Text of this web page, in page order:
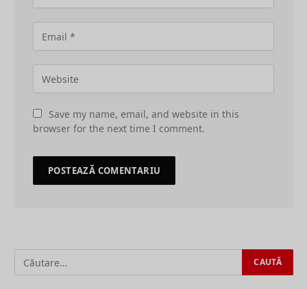
Save my name, email, and website in this
browser for the next time I comment.